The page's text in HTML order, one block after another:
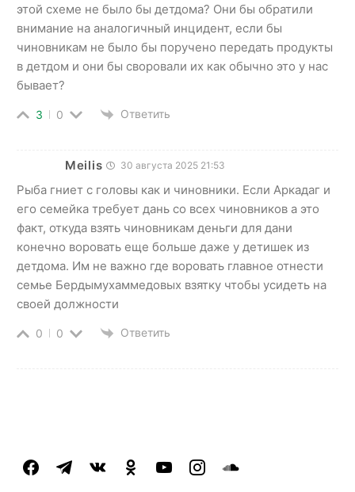
этой схеме не было бы детдома? Они бы обратили
внимание на аналогичный инцидент, если бы
чиновникам не было бы поручено передать продукты
в детдом и они бы своровали их как обычно это у нас
бывает?
3 0 Ответить
Meilis 30 августа 2025 21:53
Рыба гниет с головы как и чиновники. Если Аркадаг и
его семейка требует дань со всех чиновников а это
факт, откуда взять чиновникам деньги для дани
конечно воровать еще больше даже у детишек из
детдома. Им не важно где воровать главное отнести
семье Бердымухаммедовых взятку чтобы усидеть на
своей должности
0 0 Ответить
facebooktelegramvkontakteodnoklassniki
youtubeinstagramsoundcloud